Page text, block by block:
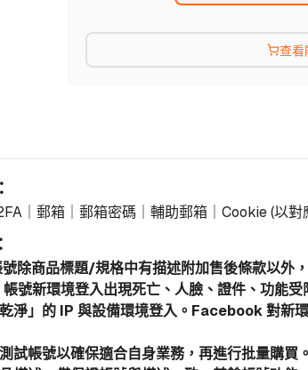
查看
｜郵箱｜郵箱密碼｜輔助郵箱｜Cookie (以對
除商品標題/規格中有描述附加售後條款以外
號新環境登入出現死亡、人臉、證件、功能
淨」的 IP 與設備環境登入。Facebook 對新
試帳號以確保適合自身業務，再進行批量購